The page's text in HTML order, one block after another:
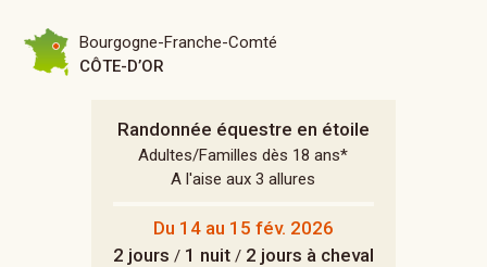
Randonnée équestre en étoile
Adultes/Familles dès 18 ans*
A l'aise aux 3 allures
Du 14 au 15 fév. 2026
2 jours / 1 nuit/ 2 jours à cheval
Bourgogne-Franche-Comté
CÔTE-D’OR